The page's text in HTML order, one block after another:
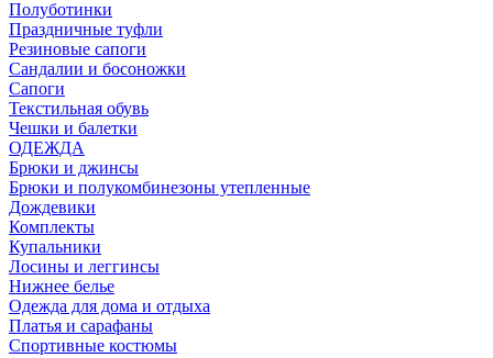
Полуботинки
Праздничные туфли
Резиновые сапоги
Сандалии и босоножки
Сапоги
Текстильная обувь
Чешки и балетки
ОДЕЖДА
Брюки и джинсы
Брюки и полукомбинезоны утепленные
Дождевики
Комплекты
Купальники
Лосины и леггинсы
Нижнее белье
Одежда для дома и отдыха
Платья и сарафаны
Спортивные костюмы